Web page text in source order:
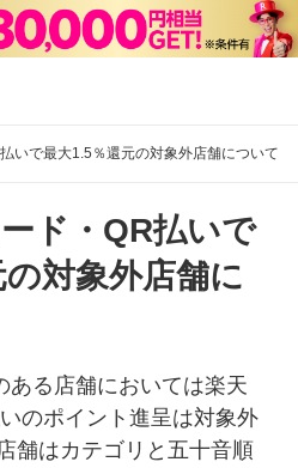
いで最大1.5％還元の対象外店舗について
ド・QR払いで
対象外店舗に
ある店舗においては楽天
のポイント進呈は対象外
舗はカテゴリと五十音順